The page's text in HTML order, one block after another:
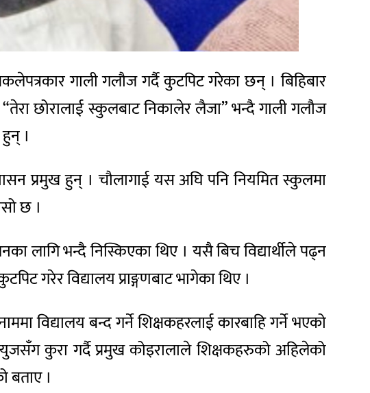
गाली गलौज गर्दै कुटपिट गरेका छन् । बिहिबार
छोरालाई स्कुलबाट निकालेर लैजा” भन्दै गाली गलौज
।
प्रमुख हुन् । चौलागाई यस अघि पनि नियमित स्कुलमा
छ ।
लागि भन्दै निस्किएका थिए । यसै बिच विद्यार्थीले पढ्न
गरेर विद्यालय प्राङ्गणबाट भागेका थिए ।
विद्यालय बन्द गर्ने शिक्षकहरलाई कारबाहि गर्ने भएको
कुरा गर्दै प्रमुख कोइरालाले शिक्षकहरुको अहिलेको
।